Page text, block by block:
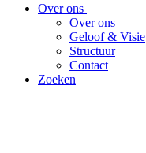
Over ons
Over ons
Geloof & Visie
Structuur
Contact
Zoeken